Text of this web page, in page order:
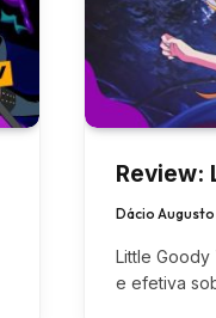
Review:
Dácio Augusto
Little Goody
e efetiva